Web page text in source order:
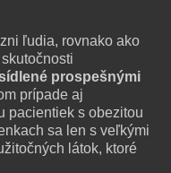
ľudia, rovnako ako
prospešnými
prípade aj
pacientiek s obezitou
sa len s veľkými
látok, ktoré